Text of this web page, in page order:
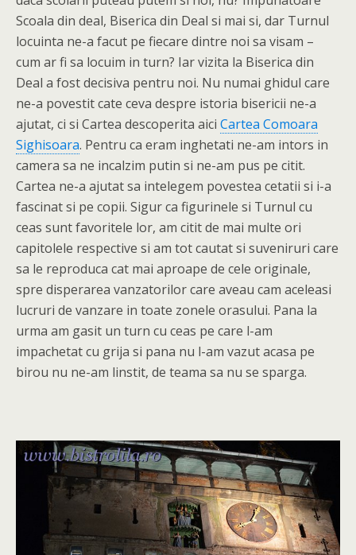
Scoala din deal, Biserica din Deal si mai si, dar Turnul
locuinta ne-a facut pe fiecare dintre noi sa visam –
cum ar fi sa locuim in turn? Iar vizita la Biserica din
Deal a fost decisiva pentru noi. Nu numai ghidul care
ne-a povestit cate ceva despre istoria bisericii ne-a
ajutat, ci si Cartea descoperita aici Cartea Comoara
Sighisoara. Pentru ca eram inghetati ne-am intors in
camera sa ne incalzim putin si ne-am pus pe citit.
Cartea ne-a ajutat sa intelegem povestea cetatii si i-a
fascinat si pe copii. Sigur ca figurinele si Turnul cu
ceas sunt favoritele lor, am citit de mai multe ori
capitolele respective si am tot cautat si suveniruri care
sa le reproduca cat mai aproape de cele originale,
spre disperarea vanzatorilor care aveau cam aceleasi
lucruri de vanzare in toate zonele orasului. Pana la
urma am gasit un turn cu ceas pe care l-am
impachetat cu grija si pana nu l-am vazut acasa pe
birou nu ne-am linstit, de teama sa nu se sparga.